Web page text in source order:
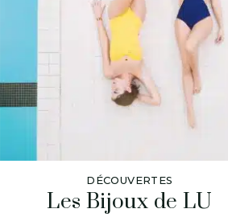
DÉCOUVERTES
Les Bijoux de LU